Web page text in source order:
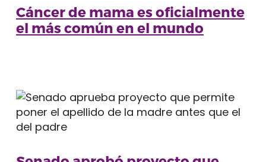
Cáncer de mama es oficialmente
el más común en el mundo